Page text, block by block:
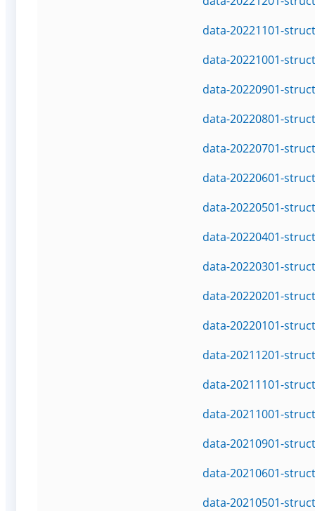
data-20221101-
data-20221001-
data-20220901-
data-20220801-
data-20220701-
data-20220601-
data-20220501-
data-20220401-
data-20220301-
data-20220201-
data-20220101-
data-20211201-
data-20211101-
data-20211001-
data-20210901-
data-20210601-
data-20210501-